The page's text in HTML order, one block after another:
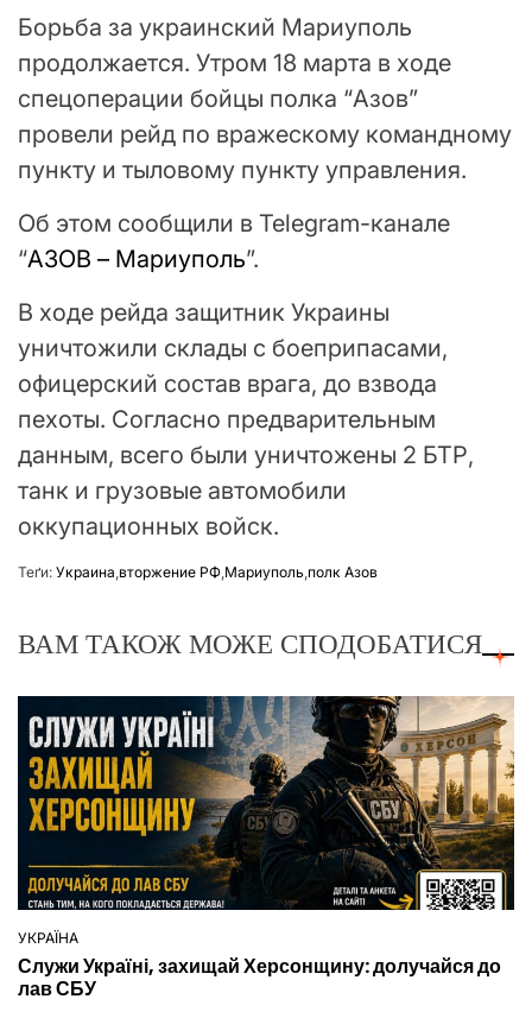
Борьба за украинский Мариуполь
продолжается. Утром 18 марта в ходе
спецоперации бойцы полка “Азов”
провели рейд по вражескому командному
пункту и тыловому пункту управления.
Об этом сообщили в Telegram-канале
“АЗОВ – Мариуполь”.
В ходе рейда защитник Украины
уничтожили склады с боеприпасами,
офицерский состав врага, до взвода
пехоты. Согласно предварительным
данным, всего были уничтожены 2 БТР,
танк и грузовые автомобили
оккупационных войск.
Теґи: Украина,вторжение РФ,Мариуполь,полк Азов
ВАМ ТАКОЖ МОЖЕ СПОДОБАТИСЯ
ОПУБЛІКУВАТИ
У
УКРАЇНА
Служи Україні, захищай Херсонщину: долучайся до
лав СБУ